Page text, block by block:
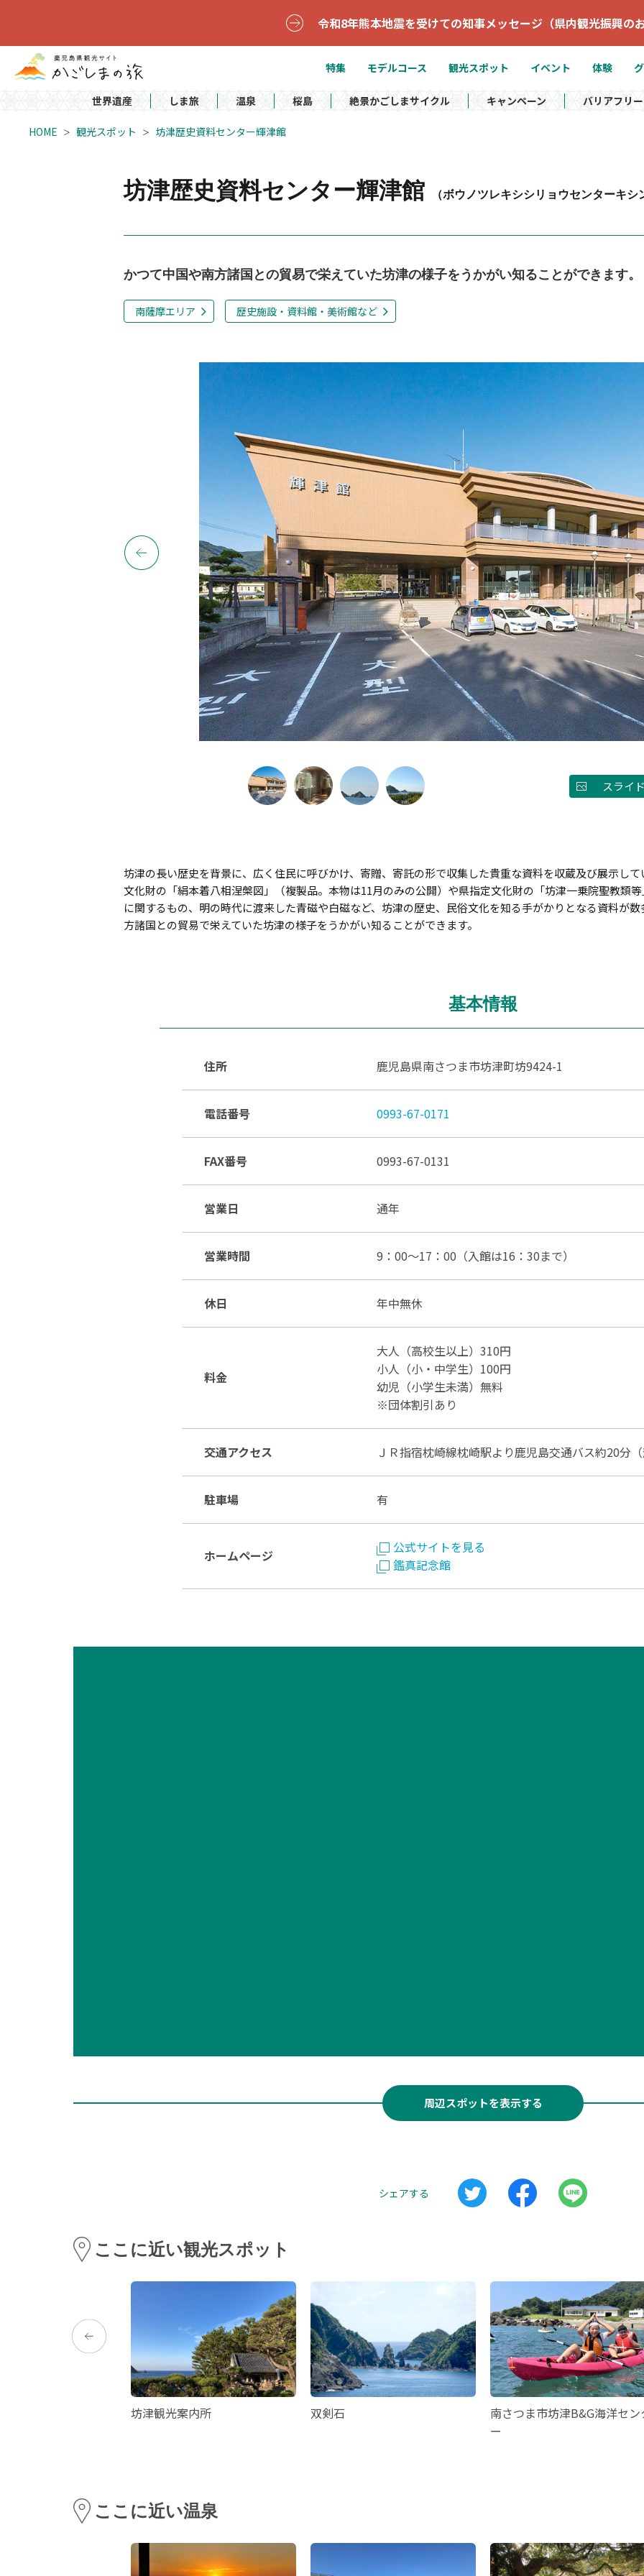
令和8年熊本地震を受けての知事メッセージ（県内観光振興のお
特集 モデルコース 観光スポット イベント 体験
世界遺産 しま旅 温泉 桜島 絶景かごしまサイクル キャンペーン バリアフリー
HOME 観光スポット 坊津歴史資料センター輝津館
坊津歴史資料センター輝津館 （ボウノツレキシシリョウセンターキシ
かつて中国や南方諸国との貿易で栄えていた坊津の様子をうかがい知ることができます。
南薩摩エリア 歴史施設・資料館・美術館など
スライ
坊津の長い歴史を背景に、広く住民に呼びかけ、寄贈、寄託の形で収集した貴重な資料を収蔵及び展示し
文化財の「絹本着八相涅槃図」（複製品。本物は11月のみの公開）や県指定文化財の「坊津一乗院聖教類
に関するもの、明の時代に渡来した青磁や白磁など、坊津の歴史、民俗文化を知る手がかりとなる資料が
方諸国との貿易で栄えていた坊津の様子をうかがい知ることができます。
基本情報
住所 鹿児島県南さつま市坊津町坊9424-1
電話番号 0993-67-0171
FAX番号 0993-67-0131
営業日 通年
営業時間 9：00～17：00（入館は16：30まで）
休日 年中無休
料金
大人（高校生以上）310円
小人（小・中学生）100円
幼児（小学生未満）無料
※団体割引あり
交通アクセス ＪＲ指宿枕崎線枕崎駅より鹿児島交通バス約20分（
駐車場 有
ホームページ
公式サイトを見る
鑑真記念館
周辺スポットを表示する
シェアする
ここに近い観光スポット
坊津観光案内所 双剣石
南さつま市坊津B&G海洋セン
ー
ここに近い温泉